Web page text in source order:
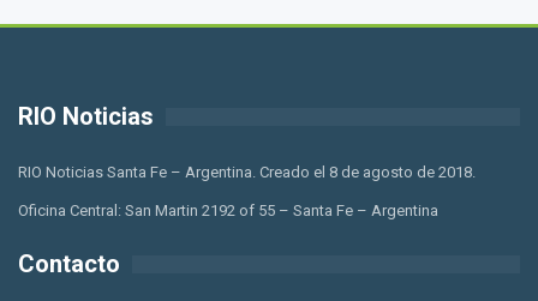
RIO Noticias
RIO Noticias Santa Fe – Argentina. Creado el 8 de agosto de 2018.
Oficina Central: San Martin 2192 of 55 – Santa Fe – Argentina
Contacto